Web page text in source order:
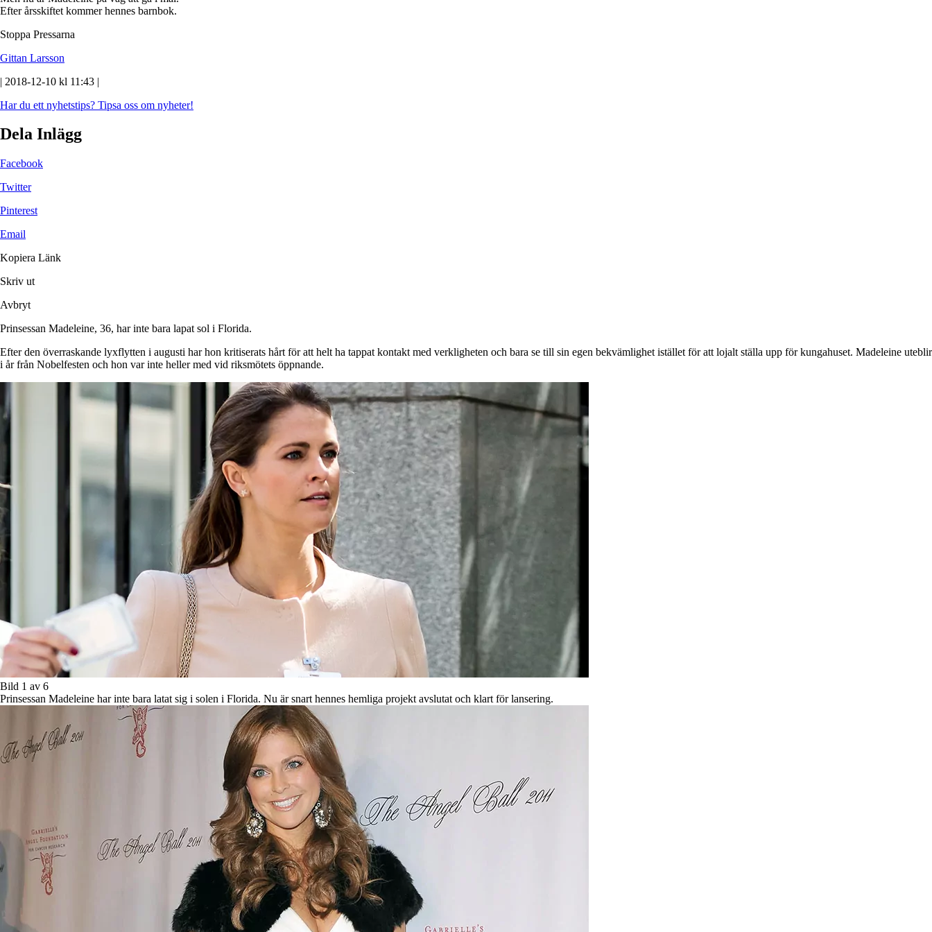
Efter årsskiftet kommer hennes barnbok.
Stoppa Pressarna
Gittan Larsson
| 2018-12-10 kl 11:43 |
Har du ett nyhetstips? Tipsa oss om nyheter!
Dela Inlägg
Facebook
Twitter
Pinterest
Email
Kopiera Länk
Skriv ut
Avbryt
Prinsessan Madeleine, 36, har inte bara lapat sol i Florida.
Efter den överraskande lyxflytten i augusti har hon kritiserats hårt för att helt ha tappat kontakt med verkligheten och bara se till sin egen bekvämlighet istället för att lojalt ställa upp för kungahuset. Madeleine uteblir
i år från Nobelfesten och hon var inte heller med vid riksmötets öppnande.
Bild 1 av 6
Prinsessan Madeleine har inte bara latat sig i solen i Florida. Nu är snart hennes hemliga projekt avslutat och klart för lansering.